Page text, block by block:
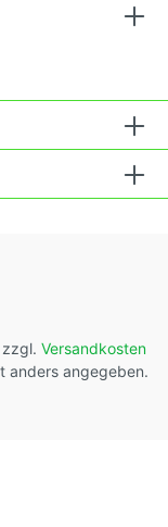
Versandkosten
anders angegeben.